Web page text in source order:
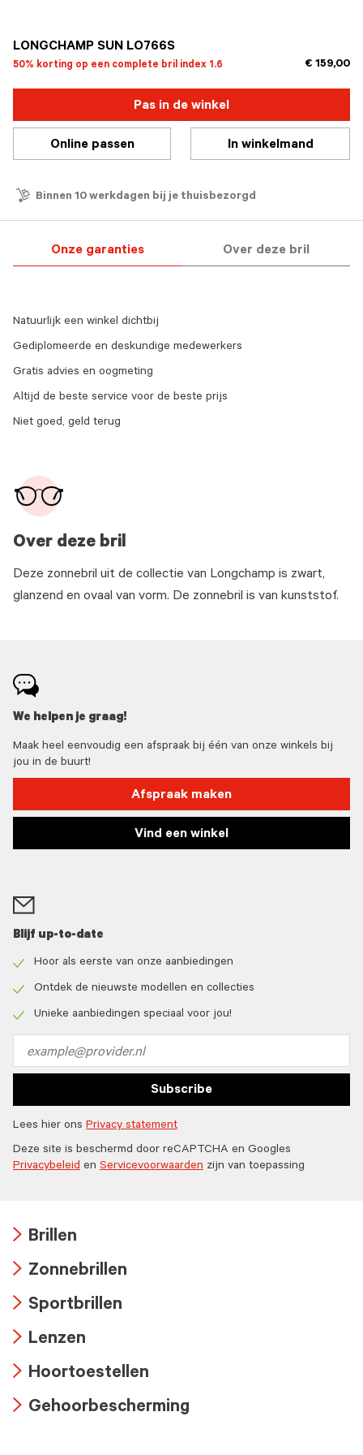
LONGCHAMP SUN LO766S
50% korting op een complete bril index 1.6 € 159,00
Pas in de winkel
Online passen In winkelmand
Binnen 10 werkdagen bij je thuisbezorgd
Onze garanties Over deze bril
Over deze bril
Deze zonnebril uit de collectie van Longchamp is zwart,
glanzend en ovaal van vorm. De zonnebril is van kunststof.
Natuurlijk een winkel dichtbij
Gediplomeerde en deskundige medewerkers
Gratis advies en oogmeting
Altijd de beste service voor de beste prijs
Niet goed, geld terug
We helpen je graag!
Maak heel eenvoudig een afspraak bij één van onze winkels bij
jou in de buurt!
Afspraak maken
Vind een winkel
Blijf up-to-date
icon
Hoor als eerste van onze aanbiedingen
icon
Ontdek de nieuwste modellen en collecties
Unieke aanbiedingen speciaal voor jou!
address
Subscribe
Lees hier ons Privacy statement
Deze site is beschermd door reCAPTCHA en Googles
Privacybeleid en Servicevoorwaarden zijn van toepassing
icon
Brillen
icon
Zonnebrillen
icon
Sportbrillen
icon
Lenzen
icon
Hoortoestellen
Gehoorbescherming